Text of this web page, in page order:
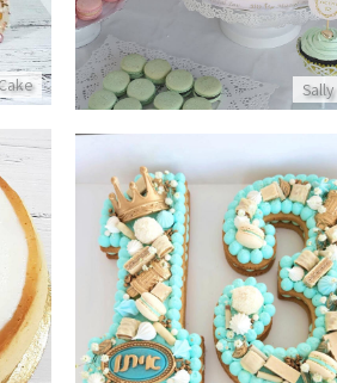
עוגת מספרים לבר מצווה
פרטים נוספים